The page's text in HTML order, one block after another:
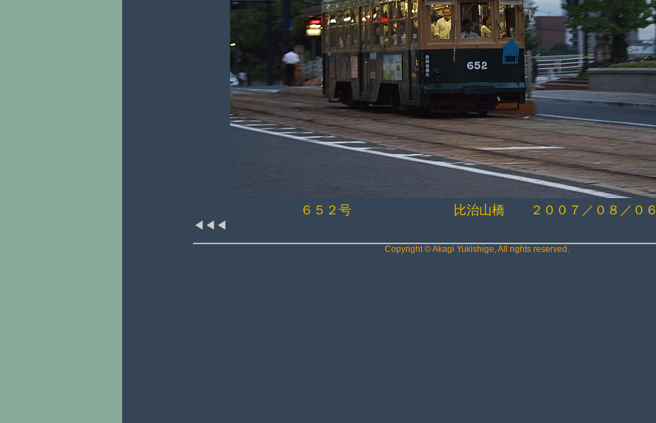
６５２号 比治山橋 ２００７／０８／０６
◀◀◀
Copyright © Akagi Yukishige, All rights reserved.